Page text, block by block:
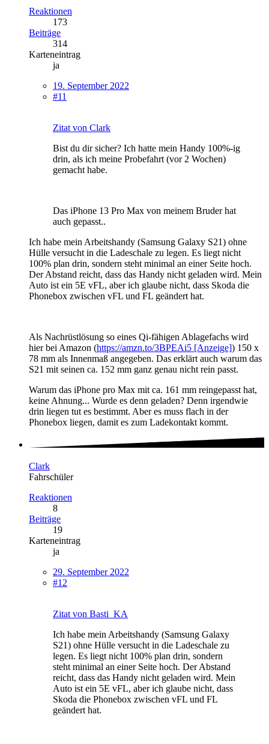
Reaktionen
173
Beiträge
314
Karteneintrag
ja
19. September 2022
#11
Zitat von Clark
Bist du dir sicher? Ich hatte mein Handy 100%-ig
drin, als ich meine Probefahrt (vor 2 Wochen)
gemacht habe.
Das iPhone 13 Pro Max von meinem Bruder hat
auch gepasst..
Ich habe mein Arbeitshandy (Samsung Galaxy S21) ohne
Hülle versucht in die Ladeschale zu legen. Es liegt nicht
100% plan drin, sondern steht minimal an einer Seite hoch.
Der Abstand reicht, dass das Handy nicht geladen wird. Mein
Auto ist ein 5E vFL, aber ich glaube nicht, dass Skoda die
Phonebox zwischen vFL und FL geändert hat.
Als Nachrüstlösung so eines Qi-fähigen Ablagefachs wird
hier bei Amazon (https://amzn.to/3BPEAi5 [Anzeige]) 150 x
78 mm als Innenmaß angegeben. Das erklärt auch warum das
S21 mit seinen ca. 152 mm ganz genau nicht rein passt.
Warum das iPhone pro Max mit ca. 161 mm reingepasst hat,
keine Ahnung... Wurde es denn geladen? Denn irgendwie
drin liegen tut es bestimmt. Aber es muss flach in der
Phonebox liegen, damit es zum Ladekontakt kommt.
Clark
Fahrschüler
Reaktionen
8
Beiträge
19
Karteneintrag
ja
29. September 2022
#12
Zitat von Basti_KA
Ich habe mein Arbeitshandy (Samsung Galaxy
S21) ohne Hülle versucht in die Ladeschale zu
legen. Es liegt nicht 100% plan drin, sondern
steht minimal an einer Seite hoch. Der Abstand
reicht, dass das Handy nicht geladen wird. Mein
Auto ist ein 5E vFL, aber ich glaube nicht, dass
Skoda die Phonebox zwischen vFL und FL
geändert hat.